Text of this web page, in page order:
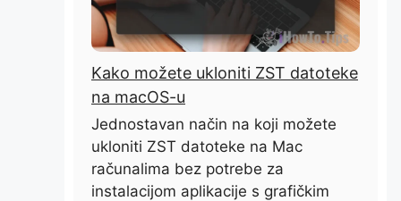
Kako možete ukloniti ZST datoteke
na macOS-u
Jednostavan način na koji možete
ukloniti ZST datoteke na Mac
računalima bez potrebe za
instalacijom aplikacije s grafičkim